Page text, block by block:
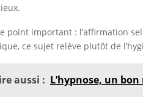
point important : l’affirmation
ce sujet relève plutôt de
aussi : L’hypnose, un